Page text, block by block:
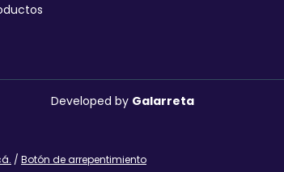
Developed by Galarreta
/ Botón de arrepentimiento